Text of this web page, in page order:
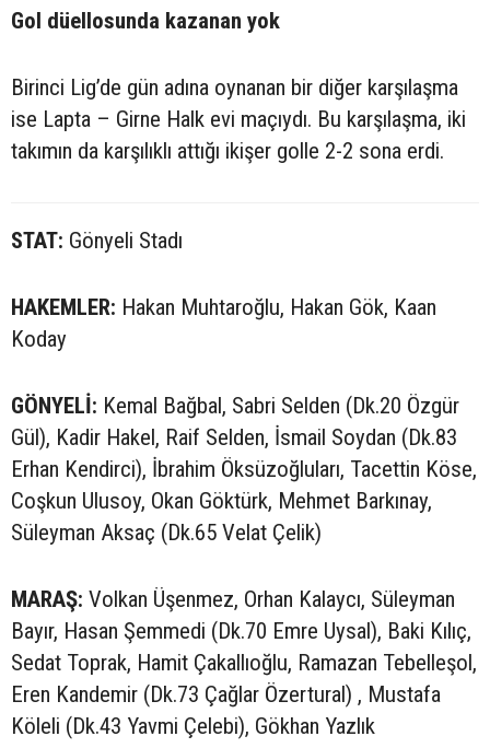
Gol düellosunda kazanan yok
Birinci Lig’de gün adına oynanan bir diğer karşılaşma
ise Lapta – Girne Halk evi maçıydı. Bu karşılaşma, iki
takımın da karşılıklı attığı ikişer golle 2-2 sona erdi.
STAT: Gönyeli Stadı
HAKEMLER: Hakan Muhtaroğlu, Hakan Gök, Kaan
Koday
GÖNYELİ: Kemal Bağbal, Sabri Selden (Dk.20 Özgür
Gül), Kadir Hakel, Raif Selden, İsmail Soydan (Dk.83
Erhan Kendirci), İbrahim Öksüzoğluları, Tacettin Köse,
Coşkun Ulusoy, Okan Göktürk, Mehmet Barkınay,
Süleyman Aksaç (Dk.65 Velat Çelik)
MARAŞ: Volkan Üşenmez, Orhan Kalaycı, Süleyman
Bayır, Hasan Şemmedi (Dk.70 Emre Uysal), Baki Kılıç,
Sedat Toprak, Hamit Çakallıoğlu, Ramazan Tebelleşol,
Eren Kandemir (Dk.73 Çağlar Özertural) , Mustafa
Köleli (Dk.43 Yavmi Çelebi), Gökhan Yazlık